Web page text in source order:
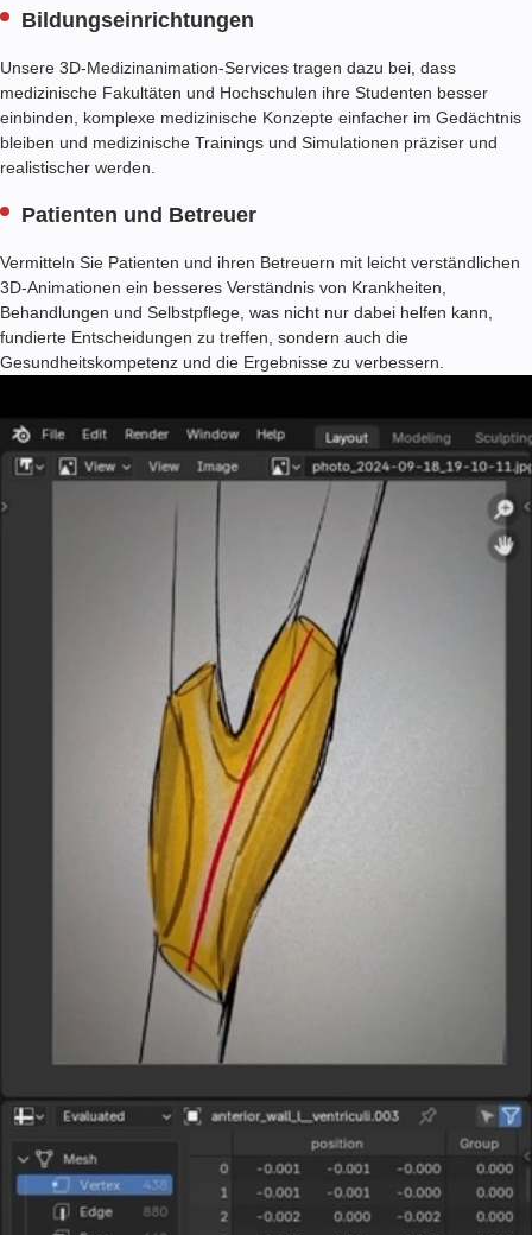
Bildungseinrichtungen
Unsere 3D-Medizinanimation-Services tragen dazu bei, dass
medizinische Fakultäten und Hochschulen ihre Studenten besser
einbinden, komplexe medizinische Konzepte einfacher im Gedächtnis
bleiben und medizinische Trainings und Simulationen präziser und
realistischer werden.
Patienten und Betreuer
Vermitteln Sie Patienten und ihren Betreuern mit leicht verständlichen
3D-Animationen ein besseres Verständnis von Krankheiten,
Behandlungen und Selbstpflege, was nicht nur dabei helfen kann,
fundierte Entscheidungen zu treffen, sondern auch die
Gesundheitskompetenz und die Ergebnisse zu verbessern.